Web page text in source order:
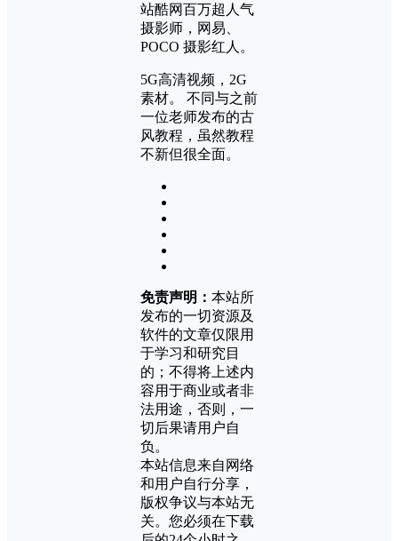
站酷网百万超人气
摄影师，网易、
POCO 摄影红人。
5G高清视频，2G
素材。 不同与之前
一位老师发布的古
风教程，虽然教程
不新但很全面。
免责声明： 本站所
发布的一切资源及
软件的文章仅限用
于学习和研究目
的；不得将上述内
容用于商业或者非
法用途，否则，一
切后果请用户自
负。
本站信息来自网络
和用户自行分享，
版权争议与本站无
关。您必须在下载